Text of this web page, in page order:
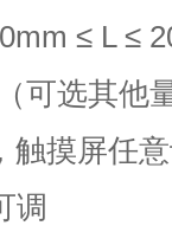
≤ L ≤
可选其他
触摸屏任
调